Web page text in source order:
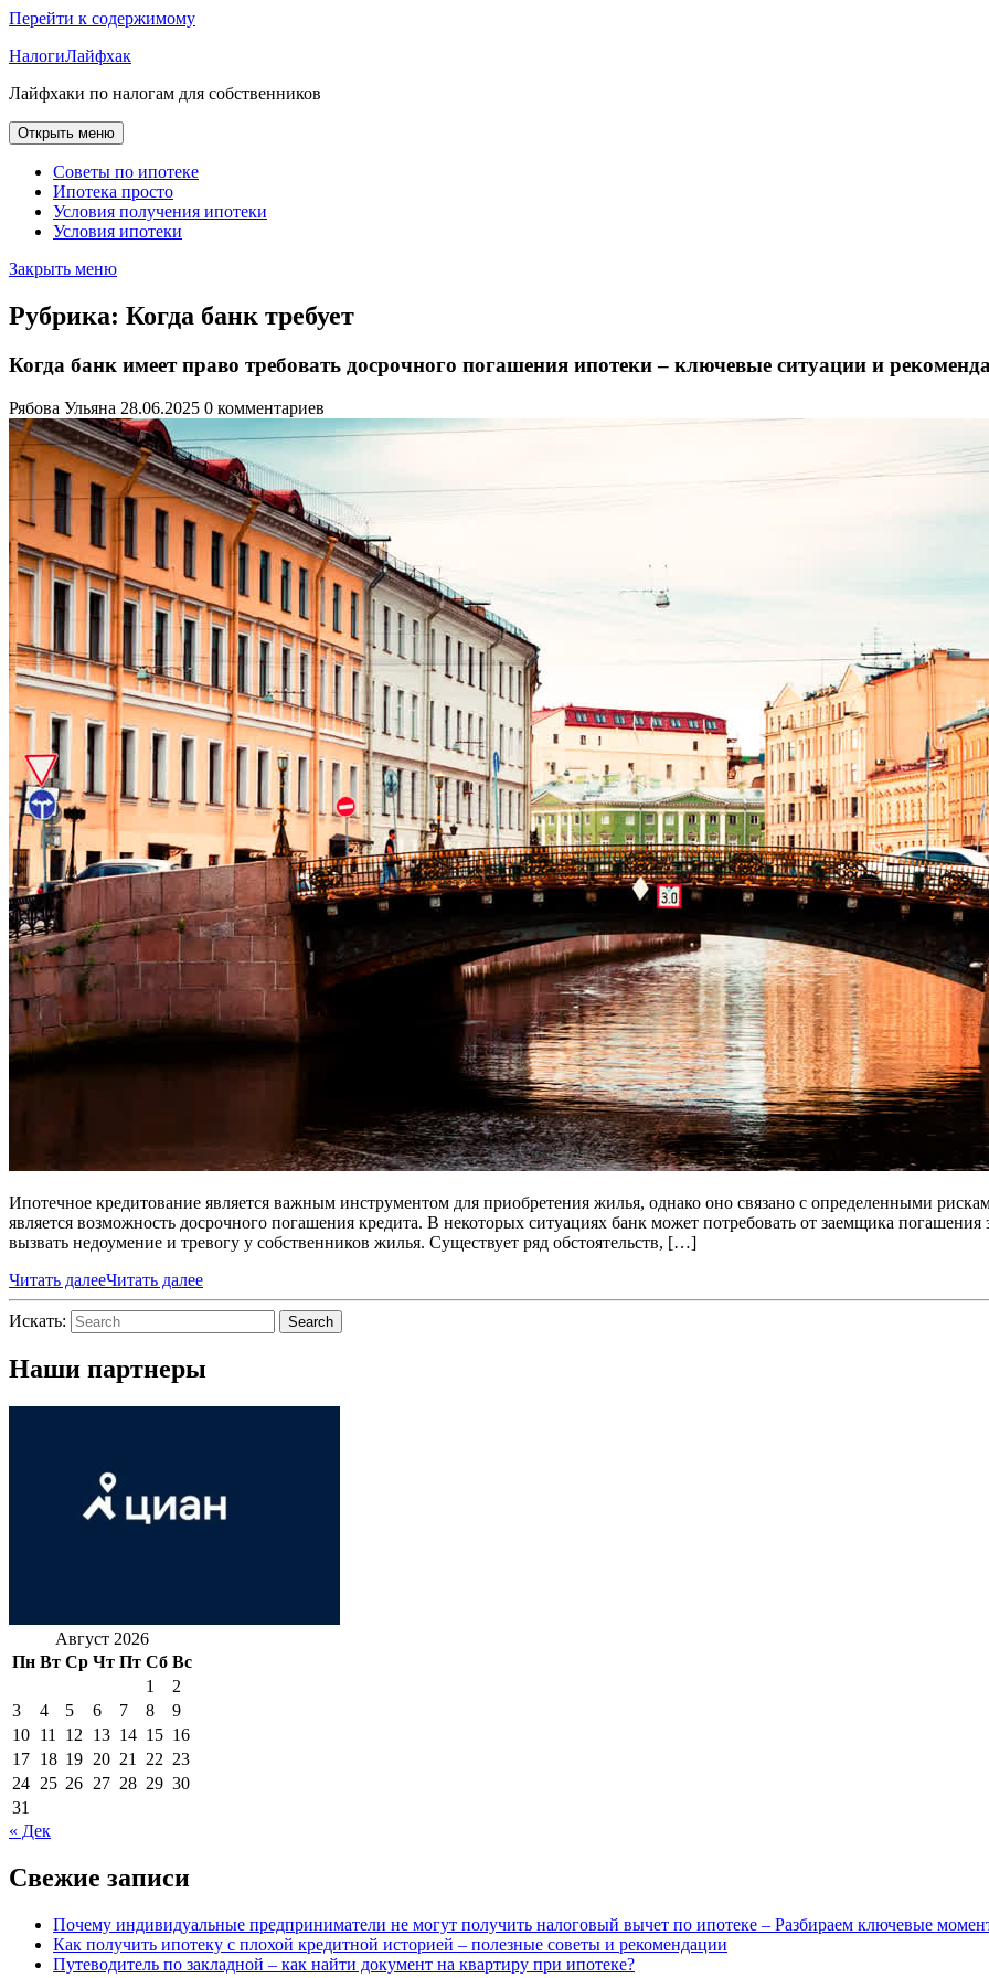
Перейти к содержимому
НалогиЛайфхак
Лайфхаки по налогам для собственников
Открыть меню
Советы по ипотеке
Ипотека просто
Условия получения ипотеки
Условия ипотеки
Закрыть меню
Рубрика: Когда банк требует
Когда банк имеет право требовать досрочного погашения ипотеки – ключевые ситуации и
Рябова Ульяна 28.06.2025 0 комментариев
Ипотечное кредитование является важным инструментом для приобретения жилья, однако оно связано с определенными
является возможность досрочного погашения кредита. В некоторых ситуациях банк может потребовать от заемщика
вызвать недоумение и тревогу у собственников жилья. Существует ряд обстоятельств, […]
Читать далееЧитать далее
Искать: Search
Наши партнеры
Август 2026
Пн Вт Ср Чт Пт Сб Вс
1
2
3
4 5 6 7 8
9
10 11 12 13 14 15 16
17 18 19 20 21 22 23
24 25 26 27 28 29 30
31
« Дек
Свежие записи
Почему индивидуальные предприниматели не могут получить налоговый вычет по ипотеке – Разбираем ключевые
Как получить ипотеку с плохой кредитной историей – полезные советы и рекомендации
Путеводитель по закладной – как найти документ на квартиру при ипотеке?